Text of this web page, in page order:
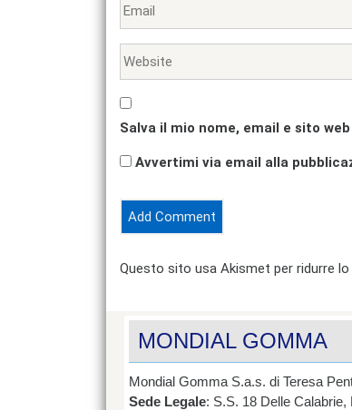
Salva il mio nome, email e sito
Avvertimi via email alla
Questo sito usa Akismet per ridurre lo
MONDIAL GOMMA
Mondial Gomma S.a.s. di Teresa
Sede Legale: S.S. 18 Delle Calabrie,